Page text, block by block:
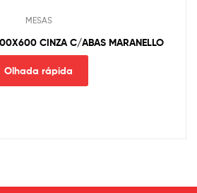
MESAS
CINZA C/ABAS MARANELLO
Olhada rápida